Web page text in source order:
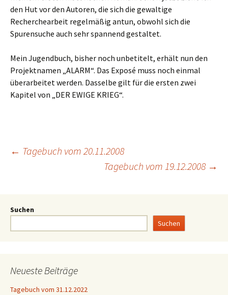
den Hut vor den Autoren, die sich die gewaltige
Recherchearbeit regelmäßig antun, obwohl sich die
Spurensuche auch sehr spannend gestaltet.
Mein Jugendbuch, bisher noch unbetitelt, erhält nun den
Projektnamen „ALARM“. Das Exposé muss noch einmal
überarbeitet werden. Dasselbe gilt für die ersten zwei
Kapitel von „DER EWIGE KRIEG“.
← Tagebuch vom 20.11.2008
Tagebuch vom 19.12.2008 →
Suchen
Suchen
Neueste Beiträge
Tagebuch vom 31.12.2022